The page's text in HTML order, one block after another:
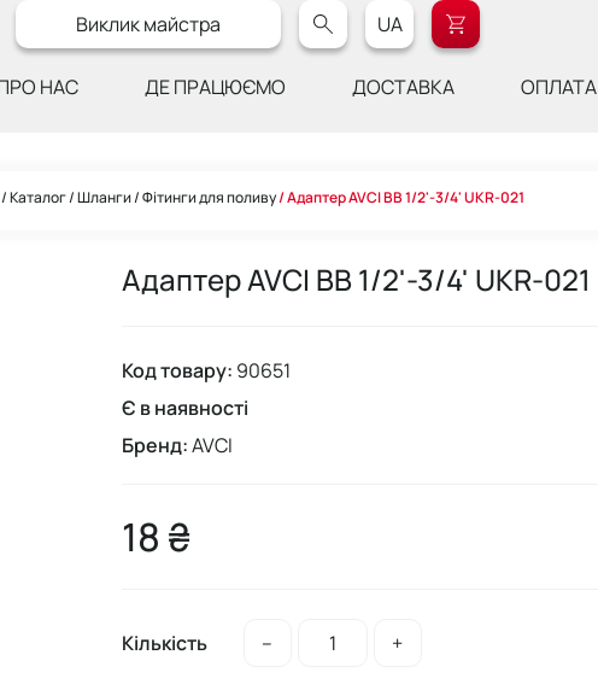
Виклик майстра UA
НАС ДЕ ПРАЦЮЄМО ДОСТАВКА ОПЛАТА
Каталог Шланги Фітинги для поливу Адаптер AVCI ВВ 1/2'-3/4' UKR-021
Адаптер AVCI ВВ 1/2'-3/4' UKR-021
Код товару: 90651
Є в наявності
Бренд:AVCI
18 ₴
Кількість – +